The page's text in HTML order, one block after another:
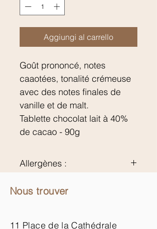
Aggiungi al carrello
Goût prononcé, notes
caaotées, tonalité crémeuse
avec des notes finales de
vanille et de malt.
Tablette chocolat lait à 40%
de cacao - 90g
Allergènes :
Nous trouver
11 Place de la Cathédrale